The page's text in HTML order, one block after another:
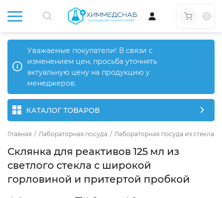
Уважаемые покупатели! В связи с
изменением цен, просьба уточнять
актуальную цену на продукцию у
менеджеров.
КАТАЛОГ ТОВАРОВ
Главная / Лабораторная посуда / Лабораторная посуда из стекла
Склянка для реактивов 125 мл из
светлого стекла с широкой
горловиной и притертой пробкой